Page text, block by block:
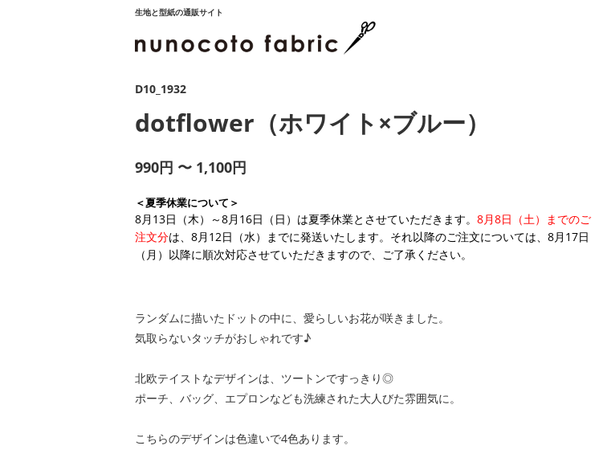
生地と型紙の通販サイト
D10_1932
dotflower（ホワイト×ブルー）
990円 〜 1,100円
＜夏季休業について＞
8月13日（木）～8月16日（日）は夏季休業とさせていただきます。 8月8日（土）までのご
注文分は、8月12日（水）までに発送いたします。それ以降のご注文については、8月17日
（月）以降に順次対応させていただきますので、ご了承ください。
ランダムに描いたドットの中に、愛らしいお花が咲きました。
気取らないタッチがおしゃれです♪
北欧テイストなデザインは、ツートンですっきり◎
ポーチ、バッグ、エプロンなども洗練された大人びた雰囲気に。
こちらのデザインは色違いで4色あります。